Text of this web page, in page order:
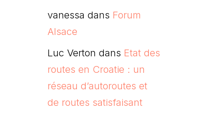
vanessa dans Forum
Alsace
Luc Verton dans Etat des
routes en Croatie : un
réseau d’autoroutes et
de routes satisfaisant